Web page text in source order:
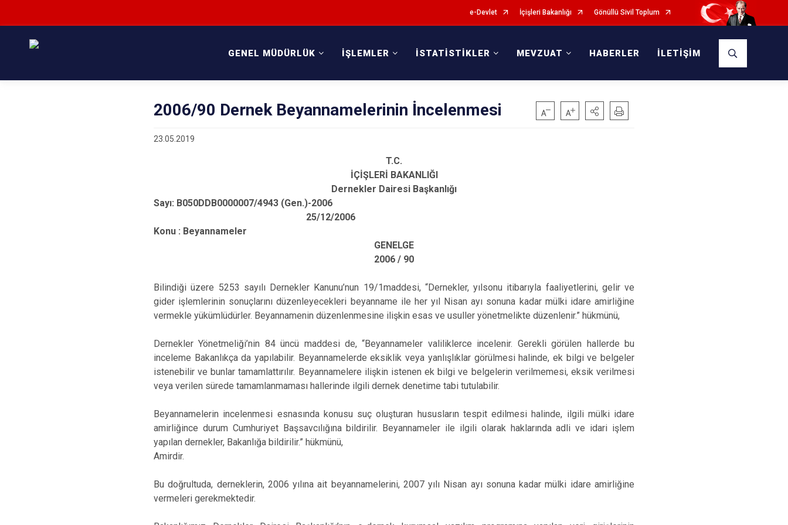
e-Devlet İçişleri Bakanlığı Gönüllü Sivil Toplum
GENEL MÜDÜRLÜK İŞLEMLER İSTATİSTİKLER MEVZUAT HABERLER İLETİŞİM
2006/90 Dernek Beyannamelerinin İncelenmesi
23.05.2019
T.C.
İÇİŞLERİ BAKANLIĞI
Dernekler Dairesi Başkanlığı
Sayı: B050DDB0000007/4943 (Gen.)-2006
25/12/2006
Konu : Beyannameler
GENELGE
2006 / 90
Bilindiği üzere 5253 sayılı Dernekler Kanunu’nun 19/1maddesi, “Dernekler, yılsonu itibarıyla faaliyetlerini, gelir ve
gider işlemlerinin sonuçlarını düzenleyecekleri beyanname ile her yıl Nisan ayı sonuna kadar mülki idare amirliğine
vermekle yükümlüdürler. Beyannamenin düzenlenmesine ilişkin esas ve usuller yönetmelikte düzenlenir.” hükmünü,
Dernekler Yönetmeliği’nin 84 üncü maddesi de, “Beyannameler valiliklerce incelenir. Gerekli görülen hallerde bu
inceleme Bakanlıkça da yapılabilir. Beyannamelerde eksiklik veya yanlışlıklar görülmesi halinde, ek bilgi ve belgeler
istenebilir ve bunlar tamamlattırılır. Beyannamelere ilişkin istenen ek bilgi ve belgelerin verilmemesi, eksik verilmesi
veya verilen sürede tamamlanmaması hallerinde ilgili dernek denetime tabi tutulabilir.
Beyannamelerin incelenmesi esnasında konusu suç oluşturan hususların tespit edilmesi halinde, ilgili mülki idare
amirliğince durum Cumhuriyet Başsavcılığına bildirilir. Beyannameler ile ilgili olarak haklarında adli ve idari işlem
yapılan dernekler, Bakanlığa bildirilir.” hükmünü,
Amirdir.
Bu doğrultuda, derneklerin, 2006 yılına ait beyannamelerini, 2007 yılı Nisan ayı sonuna kadar mülki idare amirliğine
vermeleri gerekmektedir.